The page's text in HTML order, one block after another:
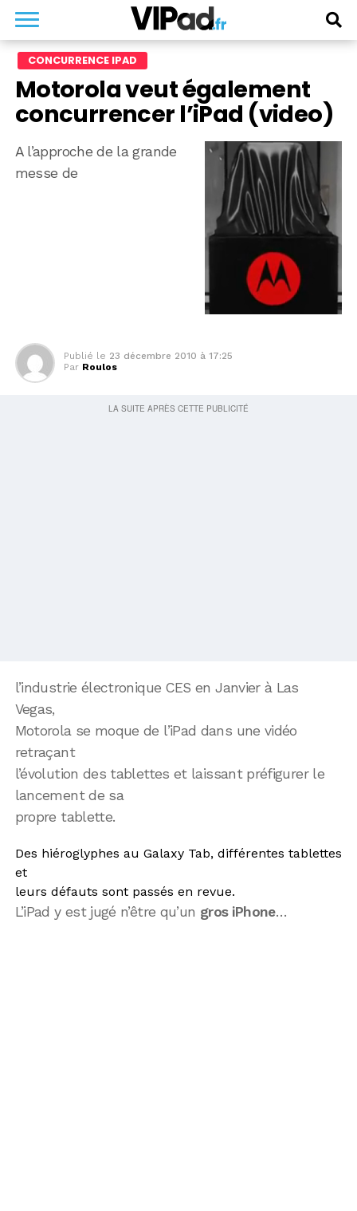
CONCURRENCE IPAD
Motorola veut également
concurrencer l’iPad (video)
A l’approche de la grande
messe de
Publié le 23 décembre 2010 à 17:25
Par Roulos
l’industrie électronique CES en Janvier à Las
Vegas,
Motorola se moque de l’iPad dans une vidéo
retraçant
l’évolution des tablettes et laissant préfigurer le
lancement de sa
propre tablette.
Des hiéroglyphes au Galaxy Tab, différentes tablettes
et
leurs défauts sont passés en revue.
L’iPad y est jugé n’être qu’un gros iPhone…